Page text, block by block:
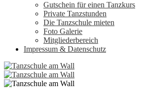
Gutschein für einen Tanzkurs
Private Tanzstunden
Die Tanzschule mieten
Foto Galerie
Mitgliederbereich
Impressum & Datenschutz